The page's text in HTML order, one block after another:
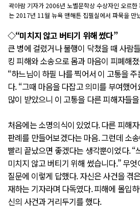
곽아람 기자가 2006년 노벨문학상 수상자인 오르한
는 2017년 11월 뉴욕 맨해튼 집필실에서 파묵을 만
◇“미치지 않고 버티기 위해 썼다”
큰 병에 걸렸거나 불행이 닥쳤을 때 사람
킹 피해와 소송으로 몸과 마음이 피폐해
“하느님이 하필 나를 찍어서 이 고통을
다. “그때 마음을 다잡고 의미를 부여했
많이 받았으니 이 고통을 다른 피해자들
처음에는 소명의식이 있었다. 다른 피해
판례를 만들어보겠다는 마음. 그런데 소
빨리 끝났으면 좋겠다는 생각뿐이었다.
미치지 않고 버티기 위해 썼습니다.” 무
질문에 이렇게 답했다. 자신은 사건을 겪
재하는 기자라며 다독였다. 피해에 몰입
신의 사건과 거리두기를 했다.